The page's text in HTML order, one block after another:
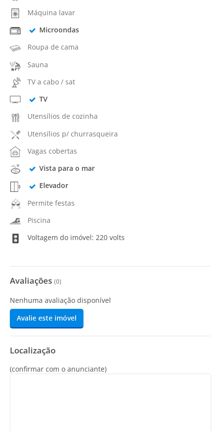
Máquina lavar
Microondas
Roupa de cama
Sauna
TV a cabo / sat
TV
Utensílios de cozinha
Utensílios p/ churrasqueira
Vagas cobertas
Vista para o mar
Elevador
Permite festas
Piscina
Voltagem do imóvel: 220 volts
Avaliações (0)
Nenhuma avaliação disponível
Avalie este imóvel
Localização
(confirmar com o anunciante)